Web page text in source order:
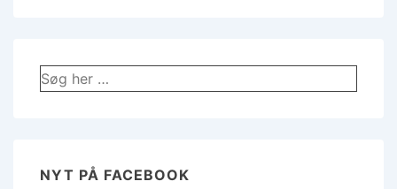
Søg
efter:
NYT PÅ FACEBOOK